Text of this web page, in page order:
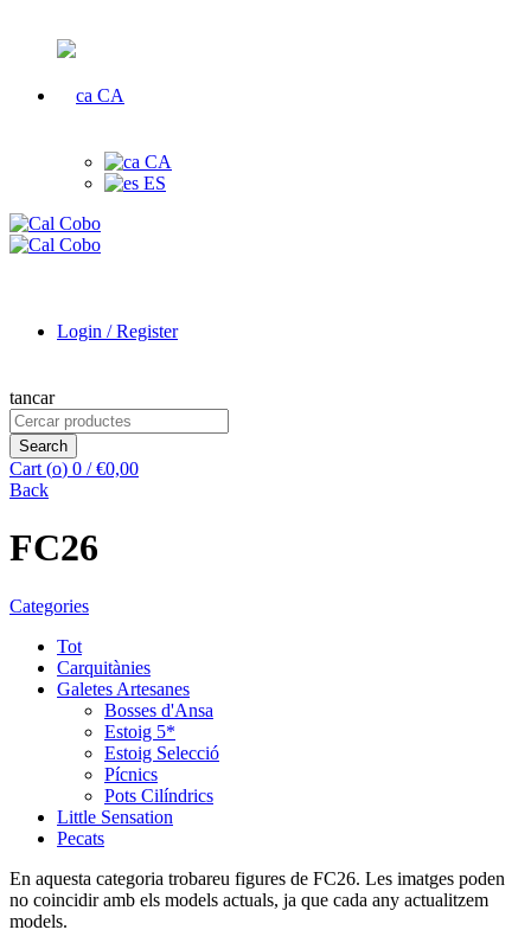
CA
CA
ES
Login / Register
tancar
Search
for:
Search
Cart (o) 0 / €0,00
Back
FC26
Categories
Tot
Carquitànies
Galetes Artesanes
Bosses d'Ansa
Estoig 5*
Estoig Selecció
Pícnics
Pots Cilíndrics
Little Sensation
Pecats
En aquesta categoria trobareu figures de FC26. Les imatges poden
no coincidir amb els models actuals, ja que cada any actualitzem
models.